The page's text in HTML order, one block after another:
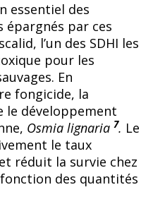
essentiel des
épargnés par ces
l’un des SDHI les
pour les
En
fongicide, la
le développement
Osmia lignaria 7. Le
le taux
réduit la survie chez
des quantités